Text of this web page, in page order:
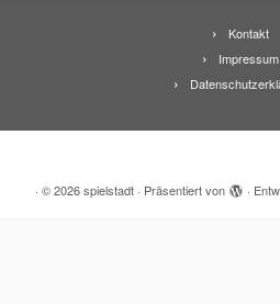
Kontakt
Impressum
· © 2026 spielstadt· Präsentiert von ·